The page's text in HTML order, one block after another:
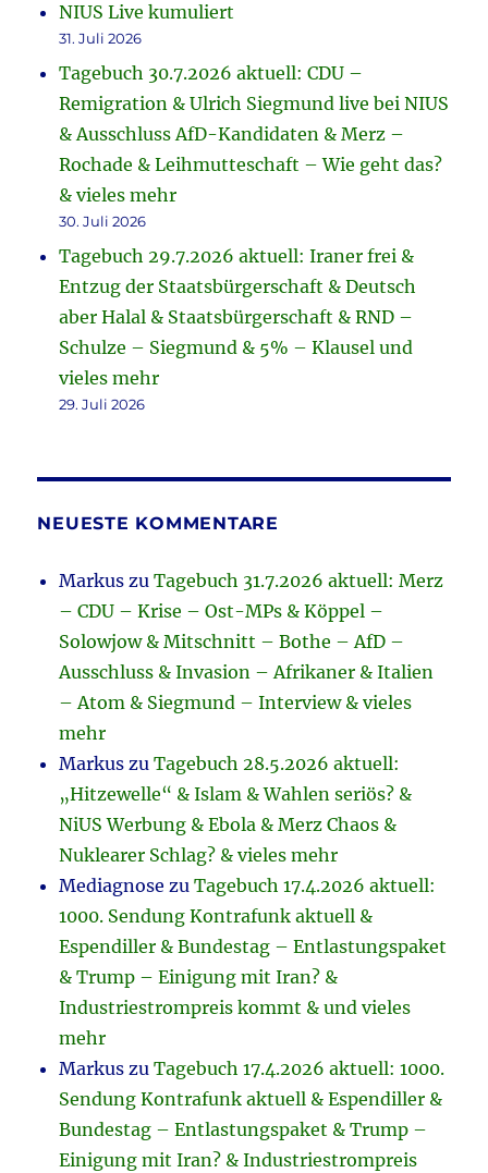
NIUS Live kumuliert
31. Juli 2026
Tagebuch 30.7.2026 aktuell: CDU –
Remigration & Ulrich Siegmund live bei NIUS
& Ausschluss AfD-Kandidaten & Merz –
Rochade & Leihmutteschaft – Wie geht das?
& vieles mehr
30. Juli 2026
Tagebuch 29.7.2026 aktuell: Iraner frei &
Entzug der Staatsbürgerschaft & Deutsch
aber Halal & Staatsbürgerschaft & RND –
Schulze – Siegmund & 5% – Klausel und
vieles mehr
29. Juli 2026
NEUESTE KOMMENTARE
Markus zuTagebuch 31.7.2026 aktuell: Merz
– CDU – Krise – Ost-MPs & Köppel –
Solowjow & Mitschnitt – Bothe – AfD –
Ausschluss & Invasion – Afrikaner & Italien
– Atom & Siegmund – Interview & vieles
mehr
Markus zuTagebuch 28.5.2026 aktuell:
„Hitzewelle“ & Islam & Wahlen seriös? &
NiUS Werbung & Ebola & Merz Chaos &
Nuklearer Schlag? & vieles mehr
Mediagnose zuTagebuch 17.4.2026 aktuell:
1000. Sendung Kontrafunk aktuell &
Espendiller & Bundestag – Entlastungspaket
& Trump – Einigung mit Iran? &
Industriestrompreis kommt & und vieles
mehr
Markus zuTagebuch 17.4.2026 aktuell: 1000.
Sendung Kontrafunk aktuell & Espendiller &
Bundestag – Entlastungspaket & Trump –
Einigung mit Iran? & Industriestrompreis